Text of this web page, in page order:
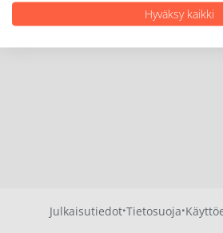
Julkaisutiedot·Tietosuoja·
Hyväksy kaikki